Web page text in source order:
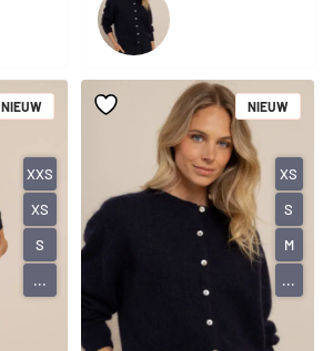
NIEUW
XXS
XS
S
...
NIEUW
XS
S
M
...